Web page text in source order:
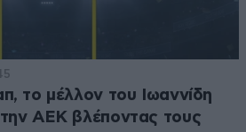
το μέλλον του Ιωαννίδη
ΑΕΚ βλέποντας τους